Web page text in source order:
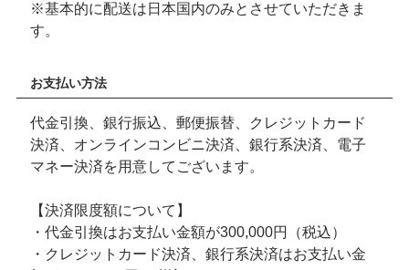
※基本的に配送は日本国内のみとさせていただきま
す。
お支払い方法
代金引換、銀行振込、郵便振替、クレジットカード
決済、オンラインコンビニ決済、銀行系決済、電子
マネー決済を用意してございます。
【決済限度額について】
・代金引換はお支払い金額が300,000円（税込）
・クレジットカード決済、銀行系決済はお支払い金